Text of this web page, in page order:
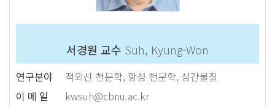
서경원 교수 Suh, Kyung-Won
연구분야
적외선 천문학, 항성 천문학, 성간물질
이 메 일
kwsuh@cbnu.ac.kr